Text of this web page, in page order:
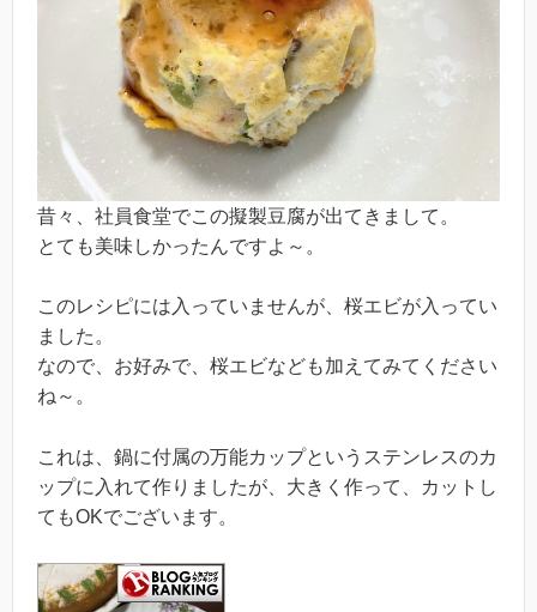
昔々、社員食堂でこの擬製豆腐が出てきまして。
とても美味しかったんですよ～。
このレシピには入っていませんが、桜エビが入ってい
ました。
なので、お好みで、桜エビなども加えてみてください
ね～。
これは、鍋に付属の万能カップというステンレスのカ
ップに入れて作りましたが、大きく作って、カットし
てもOKでございます。